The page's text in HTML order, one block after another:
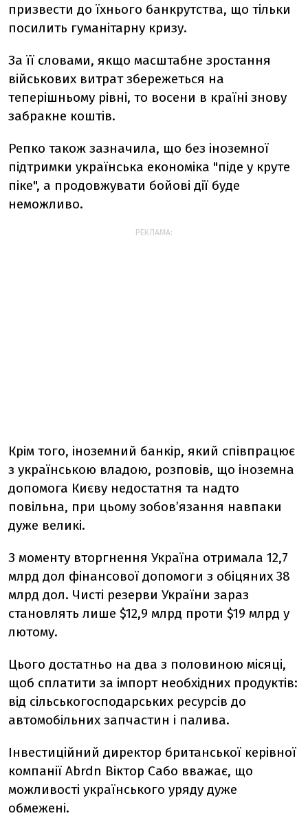
призвести до їхнього банкрутства, що тільки
посилить гуманітарну кризу.
За її словами, якщо масштабне зростання
військових витрат збережеться на
теперішньому рівні, то восени в країні знову
забракне коштів.
Репко також зазначила, що без іноземної
підтримки українська економіка "піде у круте
піке", а продовжувати бойові дії буде
неможливо.
РЕКЛАМА:
Крім того, іноземний банкір, який співпрацює
з українською владою, розповів, що іноземна
допомога Києву недостатня та надто
повільна, при цьому зобов’язання навпаки
дуже великі.
З моменту вторгнення Україна отримала 12,7
млрд дол фінансової допомоги з обіцяних 38
млрд дол. Чисті резерви України зараз
становлять лише $12,9 млрд проти $19 млрд у
лютому.
Цього достатньо на два з половиною місяці,
щоб сплатити за імпорт необхідних продуктів:
від сільськогосподарських ресурсів до
автомобільних запчастин і палива.
Інвестиційний директор британської керівної
компанії Abrdn Віктор Сабо вважає, що
можливості українського уряду дуже
обмежені.